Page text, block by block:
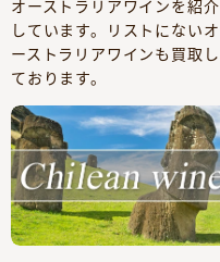
オーストラリアワインを紹介
しています。リストにないオ
ーストラリアワインも買取し
ております。